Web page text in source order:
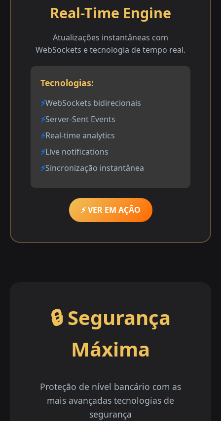
Real-Time Engine
Atualizações instantâneas com
WebSockets e tecnologia de tempo real.
Tecnologias:
WebSockets bidirecionais
Server-Sent Events
Real-time analytics
Live notifications
Sincronização instantânea
⚡ VER EM AÇÃO
🔒 Segurança
Máxima
Proteção de nível bancário com as
mais avançadas tecnologias de
segurança